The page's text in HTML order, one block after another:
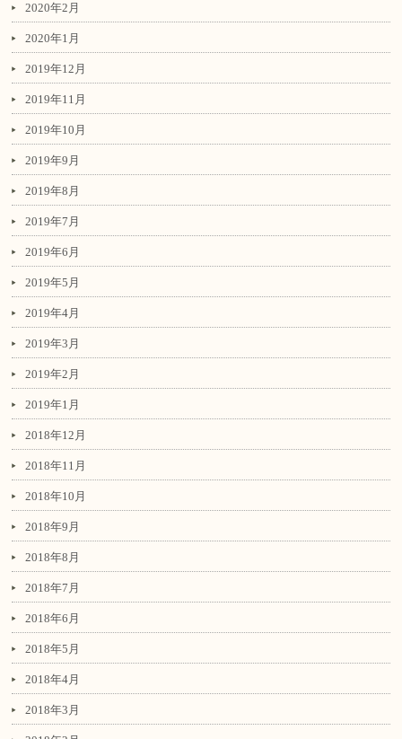
2020年2月
2020年1月
2019年12月
2019年11月
2019年10月
2019年9月
2019年8月
2019年7月
2019年6月
2019年5月
2019年4月
2019年3月
2019年2月
2019年1月
2018年12月
2018年11月
2018年10月
2018年9月
2018年8月
2018年7月
2018年6月
2018年5月
2018年4月
2018年3月